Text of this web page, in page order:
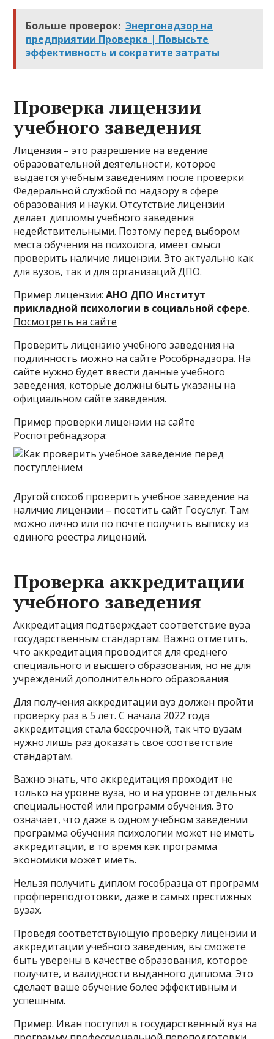
Больше проверок: Энергонадзор на
предприятии Проверка | Повысьте
эффективность и сократите затраты
Проверка лицензии
учебного заведения
Лицензия – это разрешение на ведение
образовательной деятельности, которое
выдается учебным заведениям после проверки
Федеральной службой по надзору в сфере
образования и науки. Отсутствие лицензии
делает дипломы учебного заведения
недействительными. Поэтому перед выбором
места обучения на психолога, имеет смысл
проверить наличие лицензии. Это актуально как
для вузов, так и для организаций ДПО.
Пример лицензии:АНО ДПО Институт
прикладной психологии в социальной сфере.
Посмотреть на сайте
Проверить лицензию учебного заведения на
подлинность можно на сайте Рособрнадзора. На
сайте нужно будет ввести данные учебного
заведения, которые должны быть указаны на
официальном сайте заведения.
Пример проверки лицензии на сайте
Роспотребнадзора:
Другой способ проверить учебное заведение на
наличие лицензии – посетить сайт Госуслуг. Там
можно лично или по почте получить выписку из
единого реестра лицензий.
Проверка аккредитации
учебного заведения
Аккредитация подтверждает соответствие вуза
государственным стандартам. Важно отметить,
что аккредитация проводится для среднего
специального и высшего образования, но не для
учреждений дополнительного образования.
Для получения аккредитации вуз должен пройти
проверку раз в 5 лет. С начала 2022 года
аккредитация стала бессрочной, так что вузам
нужно лишь раз доказать свое соответствие
стандартам.
Важно знать, что аккредитация проходит не
только на уровне вуза, но и на уровне отдельных
специальностей или программ обучения. Это
означает, что даже в одном учебном заведении
программа обучения психологии может не иметь
аккредитации, в то время как программа
экономики может иметь.
Нельзя получить диплом гособразца от программ
профпереподготовки, даже в самых престижных
вузах.
Проведя соответствующую проверку лицензии и
аккредитации учебного заведения, вы сможете
быть уверены в качестве образования, которое
получите, и валидности выданного диплома. Это
сделает ваше обучение более эффективным и
успешным.
Пример. Иван поступил в государственный вуз на